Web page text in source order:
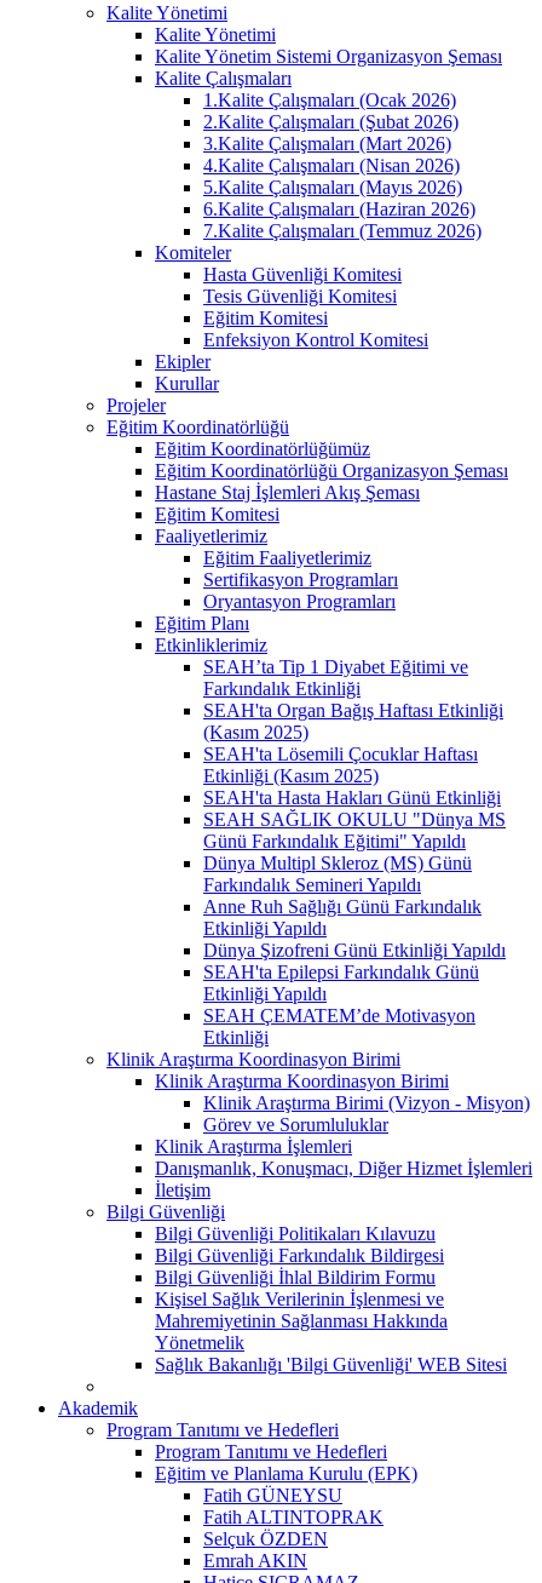
Kalite Yönetimi
Kalite Yönetimi
Kalite Yönetim Sistemi Organizasyon Şeması
Kalite Çalışmaları
1.Kalite Çalışmaları (Ocak 2026)
2.Kalite Çalışmaları (Şubat 2026)
3.Kalite Çalışmaları (Mart 2026)
4.Kalite Çalışmaları (Nisan 2026)
5.Kalite Çalışmaları (Mayıs 2026)
6.Kalite Çalışmaları (Haziran 2026)
7.Kalite Çalışmaları (Temmuz 2026)
Komiteler
Hasta Güvenliği Komitesi
Tesis Güvenliği Komitesi
Eğitim Komitesi
Enfeksiyon Kontrol Komitesi
Ekipler
Kurullar
Projeler
Eğitim Koordinatörlüğü
Eğitim Koordinatörlüğümüz
Eğitim Koordinatörlüğü Organizasyon Şeması
Hastane Staj İşlemleri Akış Şeması
Eğitim Komitesi
Faaliyetlerimiz
Eğitim Faaliyetlerimiz
Sertifikasyon Programları
Oryantasyon Programları
Eğitim Planı
Etkinliklerimiz
SEAH’ta Tip 1 Diyabet Eğitimi ve
Farkındalık Etkinliği
SEAH'ta Organ Bağış Haftası Etkinliği
(Kasım 2025)
SEAH'ta Lösemili Çocuklar Haftası
Etkinliği (Kasım 2025)
SEAH'ta Hasta Hakları Günü Etkinliği
SEAH SAĞLIK OKULU "Dünya MS
Günü Farkındalık Eğitimi" Yapıldı
Dünya Multipl Skleroz (MS) Günü
Farkındalık Semineri Yapıldı
Anne Ruh Sağlığı Günü Farkındalık
Etkinliği Yapıldı
Dünya Şizofreni Günü Etkinliği Yapıldı
SEAH'ta Epilepsi Farkındalık Günü
Etkinliği Yapıldı
SEAH ÇEMATEM’de Motivasyon
Etkinliği
Klinik Araştırma Koordinasyon Birimi
Klinik Araştırma Koordinasyon Birimi
Klinik Araştırma Birimi (Vizyon - Misyon)
Görev ve Sorumluluklar
Klinik Araştırma İşlemleri
Danışmanlık, Konuşmacı, Diğer Hizmet İşlemleri
İletişim
Bilgi Güvenliği
Bilgi Güvenliği Politikaları Kılavuzu
Bilgi Güvenliği Farkındalık Bildirgesi
Bilgi Güvenliği İhlal Bildirim Formu
Kişisel Sağlık Verilerinin İşlenmesi ve
Mahremiyetinin Sağlanması Hakkında
Yönetmelik
Sağlık Bakanlığı 'Bilgi Güvenliği' WEB Sitesi
Akademik
Program Tanıtımı ve Hedefleri
Program Tanıtımı ve Hedefleri
Eğitim ve Planlama Kurulu (EPK)
Fatih GÜNEYSU
Fatih ALTINTOPRAK
Selçuk ÖZDEN
Emrah AKIN